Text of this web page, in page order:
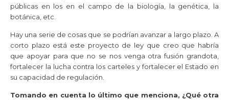
públicas en los en el campo de la biología, la genética, la
botánica, etc.
Hay una serie de cosas que se podrían avanzar a largo plazo. A
corto plazo está este proyecto de ley que creo que habría
que apoyar para que no se nos venga otra fusión grandota,
fortalecer la lucha contra los carteles y fortalecer el Estado en
su capacidad de regulación.
Tomando en cuenta lo último que menciona, ¿Qué otra